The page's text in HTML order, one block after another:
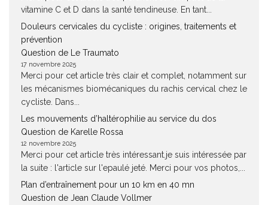
vitamine C et D dans la santé tendineuse. En tant...
Douleurs cervicales du cycliste : origines, traitements et
prévention
Question de Le Traumato
17 novembre 2025
Merci pour cet article très clair et complet, notamment sur
les mécanismes biomécaniques du rachis cervical chez le
cycliste. Dans...
Les mouvements d’haltérophilie au service du dos
Question de Karelle Rossa
12 novembre 2025
Merci pour cet article très intéressant.je suis intéressée par
la suite : l'article sur l'epaulé jeté. Merci pour vos photos,...
Plan d’entraînement pour un 10 km en 40 mn
Question de Jean Claude Vollmer